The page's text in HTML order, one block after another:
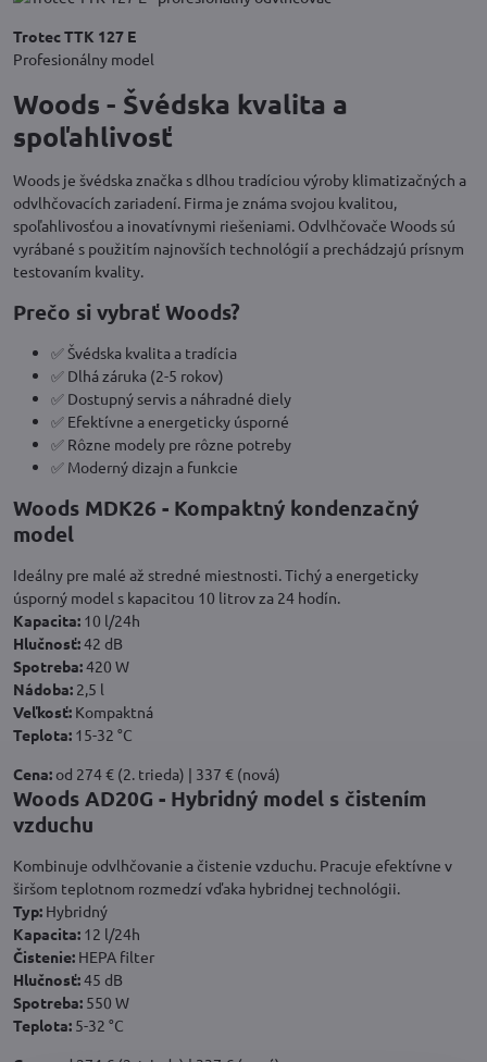
Trotec TTK 127 E
Profesionálny model
Woods - Švédska kvalita a
spoľahlivosť
Woods je švédska značka s dlhou tradíciou výroby klimatizačných a
odvlhčovacích zariadení. Firma je známa svojou kvalitou,
spoľahlivosťou a inovatívnymi riešeniami. Odvlhčovače Woods sú
vyrábané s použitím najnovších technológií a prechádzajú prísnym
testovaním kvality.
Prečo si vybrať Woods?
✅ Švédska kvalita a tradícia
✅ Dlhá záruka (2-5 rokov)
✅ Dostupný servis a náhradné diely
✅ Efektívne a energeticky úsporné
✅ Rôzne modely pre rôzne potreby
✅ Moderný dizajn a funkcie
Woods MDK26 - Kompaktný kondenzačný
model
Ideálny pre malé až stredné miestnosti. Tichý a energeticky
úsporný model s kapacitou 10 litrov za 24 hodín.
Kapacita: 10 l/24h
Hlučnosť:42 dB
Spotreba:420 W
Nádoba: 2,5 l
Veľkosť: Kompaktná
Teplota: 15-32 °C
Cena:od 274 € (2. trieda) | 337 € (nová)
Woods AD20G - Hybridný model s čistením
vzduchu
Kombinuje odvlhčovanie a čistenie vzduchu. Pracuje efektívne v
širšom teplotnom rozmedzí vďaka hybridnej technológii.
Typ: Hybridný
Kapacita: 12 l/24h
Čistenie: HEPA filter
Hlučnosť:45 dB
Spotreba: 550 W
Teplota: 5-32 °C